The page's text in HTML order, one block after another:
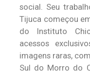
social. Seu
Tijuca começou
do Instituto
acessos
imagens raras,
Sul do Morro do